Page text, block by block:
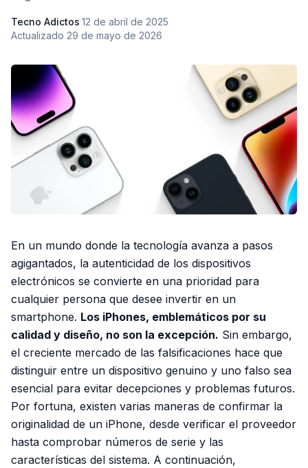
Tecno Adictos·12 de abril de 2025·
Actualizado 29 de mayo de 2026
En un mundo donde la tecnología avanza a pasos
agigantados, la autenticidad de los dispositivos
electrónicos se convierte en una prioridad para
cualquier persona que desee invertir en un
smartphone. Los iPhones, emblemáticos por su
calidad y diseño, no son la excepción. Sin embargo,
el creciente mercado de las falsificaciones hace que
distinguir entre un dispositivo genuino y uno falso sea
esencial para evitar decepciones y problemas futuros.
Por fortuna, existen varias maneras de confirmar la
originalidad de un iPhone, desde verificar el proveedor
hasta comprobar números de serie y las
características del sistema. A continuación,